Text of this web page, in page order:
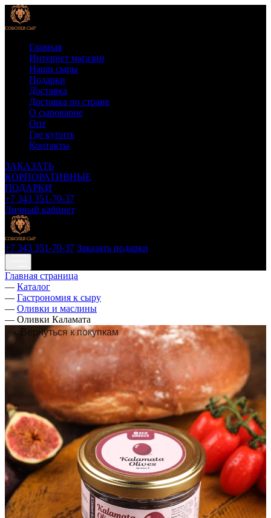
Главная
Интернет магазин
Наши сыры
Подарки
Доставка
Доставка по стране
О сыроварне
Опт
Где купить
Контакты
ЗАКАЗАТЬ
КОРПОРАТИВНЫЕ
ПОДАРКИ
+7 343 351-70-37
Личный кабинет
+7 343 351-70-37 Заказать подарки
Главная страница
— Каталог
— Гастрономия к сыру
— Оливки и маслины
— Оливки Каламата
Вернуться к покупкам